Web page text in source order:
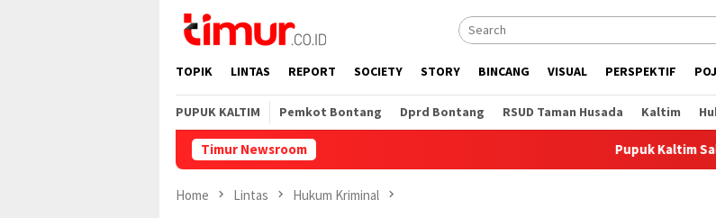
content
TOPIK LINTAS REPORT SOCIETY STORY BINCANG VISUAL PERSPEKTIF
PUPUK KALTIM Pemkot Bontang Dprd Bontang RSUD Taman Husada Kaltim
Timur Newsroom Pupuk Kaltim Salurkan
Home Lintas Hukum Kriminal